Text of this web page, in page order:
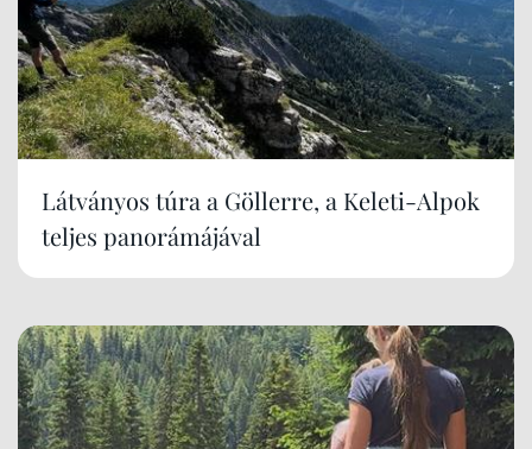
Látványos túra a Göllerre, a Keleti-Alpok
teljes panorámájával